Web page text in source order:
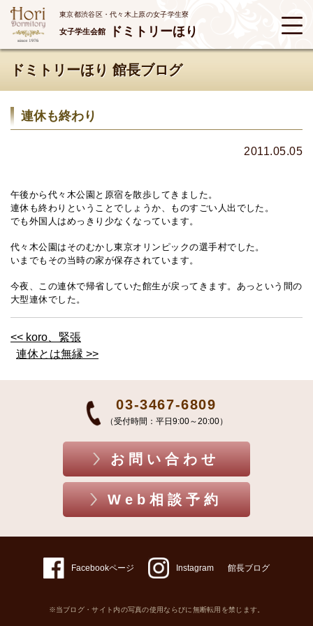
東京都渋谷区・代々木上原の女子学生寮
女子学生会館 ドミトリーほり
ドミトリーほり 館長ブログ
連休も終わり
2011.05.05
午後から代々木公園と原宿を散歩してきました。
連休も終わりということでしょうか、ものすごい人出でした。
でも外国人はめっきり少なくなっています。
代々木公園はそのむかし東京オリンピックの選手村でした。
いまでもその当時の家が保存されています。
今夜、この連休で帰省していた館生が戻ってきます。あっという間の
大型連休でした。
<< koro、緊張
連休とは無縁 >>
03-3467-6809
（受付時間：平日9:00～20:00）
お問い合わせ
Web相談予約
Facebookページ Instagram 館長ブログ
※当ブログ・サイト内の写真の使用ならびに無断転用を禁じます。